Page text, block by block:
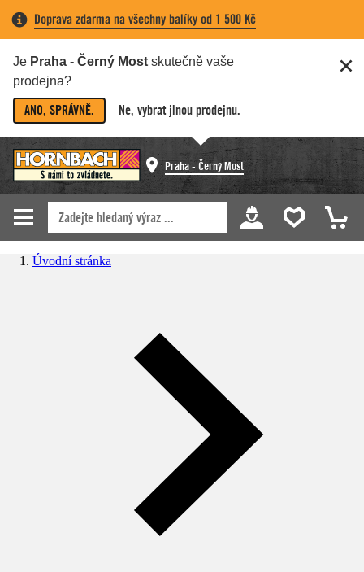
Doprava zdarma na všechny balíky od 1 500 Kč
Je Praha - Černý Most skutečně vaše
prodejna?
ANO, SPRÁVNĚ. Ne, vybrat jinou prodejnu.
Praha - Černý Most
Úvodní stránka